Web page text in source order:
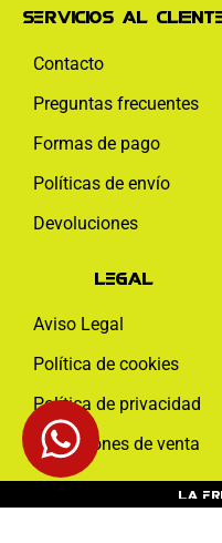
Servicios al
Contacto
Preguntas frecuentes
Formas de pago
Políticas de envío
Devoluciones
Legal
Aviso Legal
Política de cookies
Política de privacidad
Condiciones de venta
La